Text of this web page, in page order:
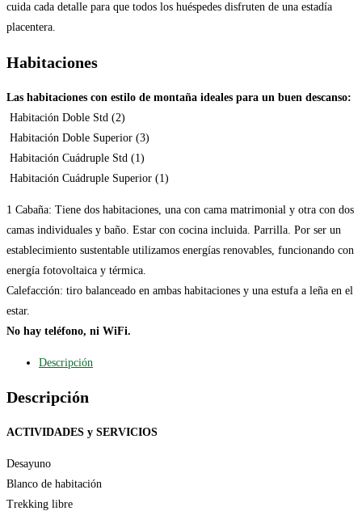
cuida cada detalle para que todos los huéspedes disfruten de una estadía
placentera.
Habitaciones
Las habitaciones con estilo de montaña ideales para un buen descanso:
Habitación Doble Std (2)
Habitación Doble Superior (3)
Habitación Cuádruple Std (1)
Habitación Cuádruple Superior (1)
1 Cabaña: Tiene dos habitaciones, una con cama matrimonial y otra con dos
camas individuales y baño. Estar con cocina incluida. Parrilla. Por ser un
establecimiento sustentable utilizamos energías renovables, funcionando con
energía fotovoltaica y térmica.
Calefacción: tiro balanceado en ambas habitaciones y una estufa a leña en el
estar.
No hay teléfono, ni WiFi.
Descripción
Descripción
ACTIVIDADES y SERVICIOS
Desayuno
Blanco de habitación
Trekking libre